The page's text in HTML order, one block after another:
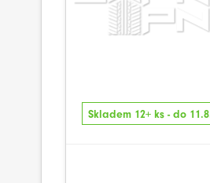
Skladem 12+ ks - do